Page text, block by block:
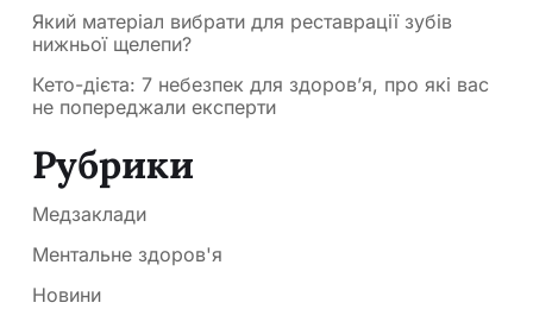
Який матеріал вибрати для реставрації зубів
нижньої щелепи?
Кето-дієта: 7 небезпек для здоров’я, про які вас
не попереджали експерти
Рубрики
Медзаклади
Ментальне здоров'я
Новини